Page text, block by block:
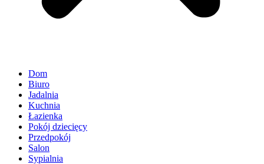
Dom
Biuro
Jadalnia
Kuchnia
Łazienka
Pokój dziecięcy
Przedpokój
Salon
Sypialnia